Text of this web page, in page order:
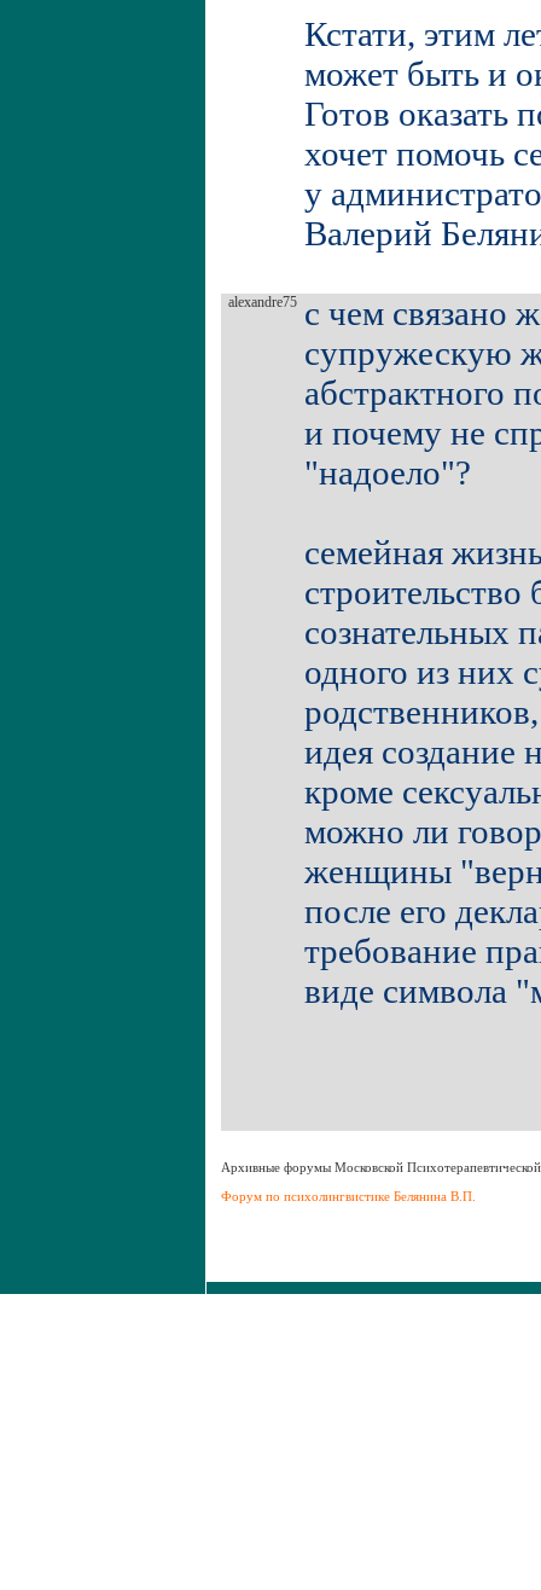
Кстати, этим
может быть и
Готов оказать
хочет помочь
у
Валерий
alexandre75 с чем связано
супружескую
абстрактного
и почему не
"надоело"?
семейная
сознательных
одного из них
идея создание
кроме
можно ли
женщины
после его
требование
виде символа
Aрхивные форумы Московской
Форум по психолингвистике Белянина В.П.